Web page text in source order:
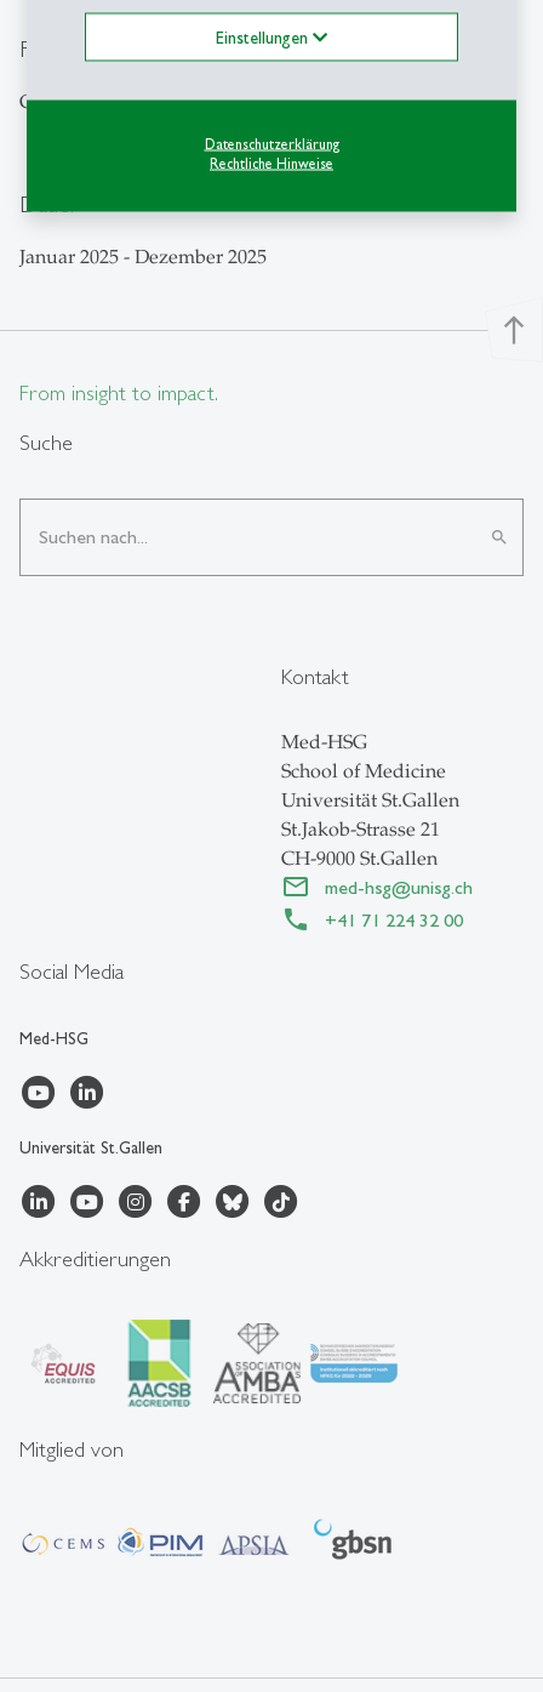
Einstellungen
Datenschutzerklärung
Rechtliche Hinweise
Finanzierungsquelle
Groupe Mutuel Services AG
Dauer
Januar 2025 - Dezember 2025
north
From insight to impact.
Suche
search
Social Media
Med-HSG
Universität St.Gallen
Kontakt
Med-HSG
School of Medicine
Universität St.Gallen
St.Jakob-Strasse 21
CH-9000 St.Gallen
med-hsg@unisg.ch
+41 71 224 32 00
Akkreditierungen
Mitglied von